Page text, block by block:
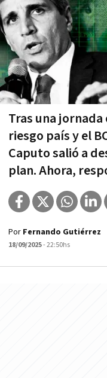
Tras una
riesgo país y el
Caputo salió a
plan. Ahora,
Por Fernando Gutiérrez
18/09/2025- 22:50hs